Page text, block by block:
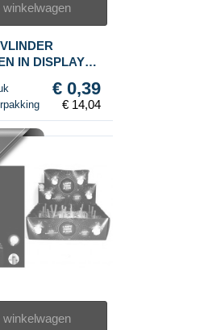
winkelwagen
IN DISPLAY
€ 0,39
€ 14,04
winkelwagen